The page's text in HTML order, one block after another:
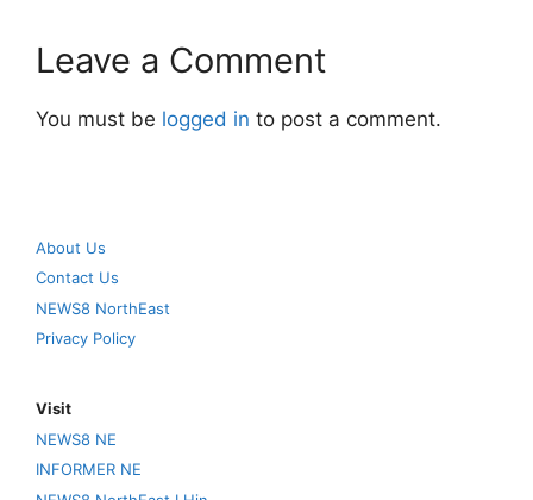
Leave a Comment
You must be logged in to post a comment.
About Us
Contact Us
NEWS8 NorthEast
Privacy Policy
Visit
NEWS8 NE
INFORMER NE